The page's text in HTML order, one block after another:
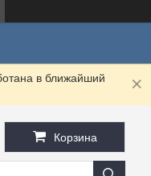
в ближайший
Корзина